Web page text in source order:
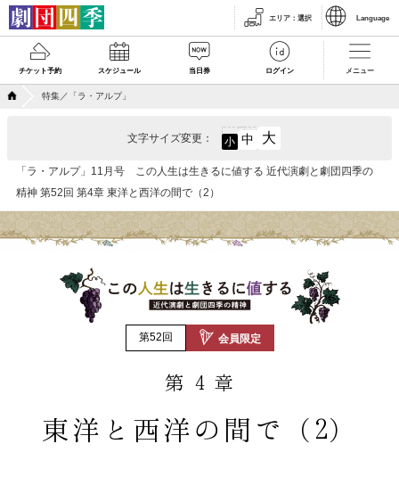
エリア ： 選択 Language
チケット予約 スケジュール 当日券 ログイン メニュー
特集／「ラ・アルプ」
「ラ・アルプ」11月号 この人生は生きるに値する 近代演劇と劇団四季の
精神 第52回 第4章 東洋と西洋の間で（2）
文字サイズ変更： 小 中 大
第52回 会員限定
第 4 章
東洋と西洋の間で（2）